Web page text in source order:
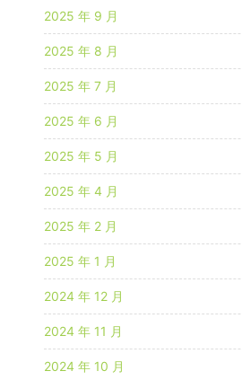
2025 年 9 月
2025 年 8 月
2025 年 7 月
2025 年 6 月
2025 年 5 月
2025 年 4 月
2025 年 2 月
2025 年 1 月
2024 年 12 月
2024 年 11 月
2024 年 10 月